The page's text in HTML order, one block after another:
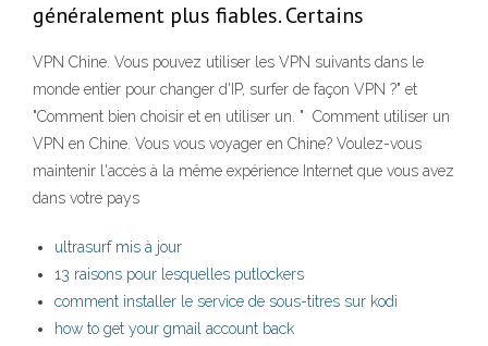
généralement plus fiables. Certains
VPN Chine. Vous pouvez utiliser les VPN suivants dans le
monde entier pour changer d'IP, surfer de façon VPN ?" et
"Comment bien choisir et en utiliser un. " Comment utiliser un
VPN en Chine. Vous vous voyager en Chine? Voulez-vous
maintenir l'accès à la même expérience Internet que vous avez
dans votre pays
ultrasurf mis à jour
13 raisons pour lesquelles putlockers
comment installer le service de sous-titres sur kodi
how to get your gmail account back